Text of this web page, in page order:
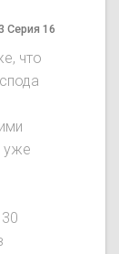
Серия 16
что
уже